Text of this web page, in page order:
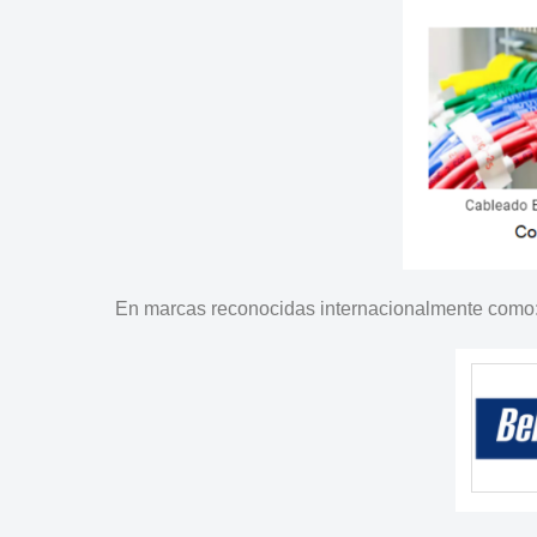
En marcas reconocidas internacionalmente